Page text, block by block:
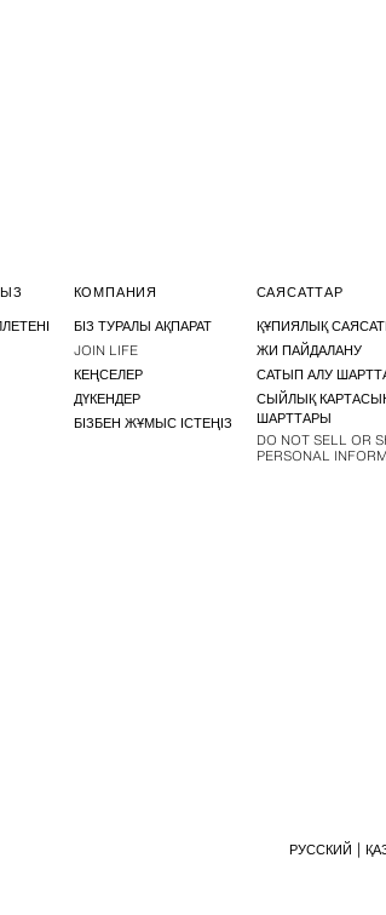
КОМПАНИЯ
БІЗ ТУРАЛЫ АҚПАРАТ
JOIN LIFE
КЕҢСЕЛЕР
ДҮКЕНДЕР
БІЗБЕН ЖҰМЫС ІСТЕҢІЗ
САЯСАТТАР
ҚҰПИЯЛЫҚ
ЖИ ПАЙДАЛАНУ
САТЫП АЛУ
СЫЙЛЫҚ
ШАРТТАРЫ
DO NOT SELL OR
PERSONAL
РУССКИЙ